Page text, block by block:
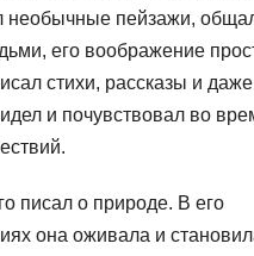
необычные пейзажи,
его воображение
стихи, рассказы и
и почувствовал во
писал о природе. В его
она оживала и